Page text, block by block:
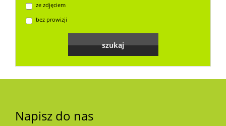
ze zdjęciem
bez prowizji
Napisz do nas